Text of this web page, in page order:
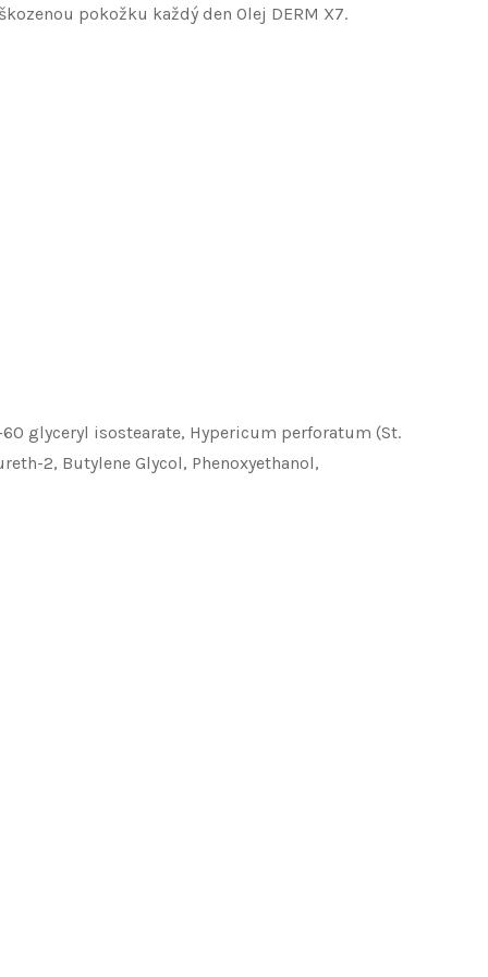
pokožku každý den Olej DERM X7.
glyceryl isostearate, Hypericum perforatum (St.
2, Butylene Glycol, Phenoxyethanol,